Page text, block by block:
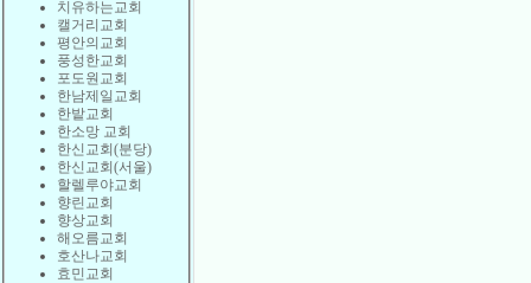
치유하는교회
캘거리교회
평안의교회
풍성한교회
포도원교회
한남제일교회
한밭교회
한소망 교회
한신교회(분당)
한신교회(서울)
할렐루야교회
향린교회
향상교회
해오름교회
호산나교회
효민교회